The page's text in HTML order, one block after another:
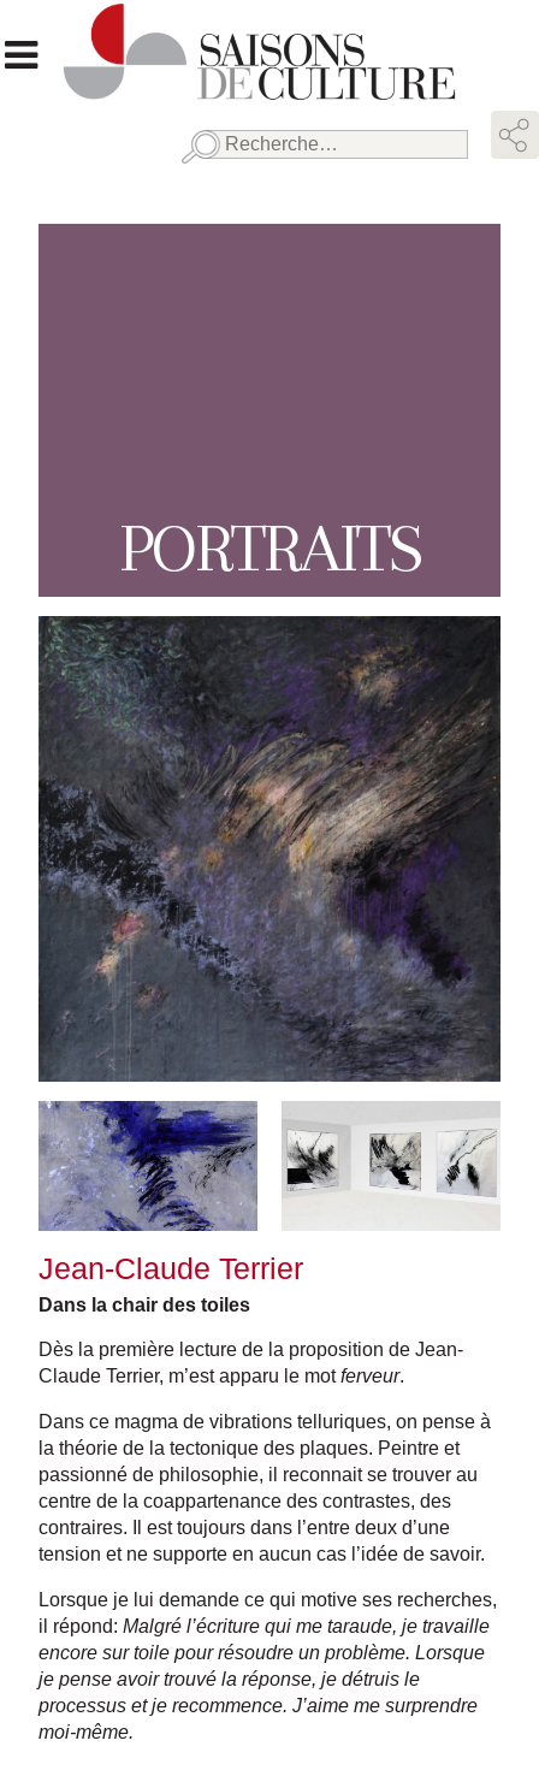
Rechercher :
PORTRAITS
Jean-Claude Terrier
Dans la chair des toiles
Dès la première lecture de la proposition de Jean-
Claude Terrier, m’est apparu le motferveur.
Dans ce magma de vibrations telluriques, on pense à
la théorie de la tectonique des plaques. Peintre et
passionné de philosophie, il reconnait se trouver au
centre de la coappartenance des contrastes, des
contraires. Il est toujours dans l’entre deux d’une
tension et ne supporte en aucun cas l’idée de savoir.
Lorsque je lui demande ce qui motive ses recherches,
il répond: Malgré l’écriture qui me taraude, je travaille
encore sur toile pour résoudre un problème. Lorsque
je pense avoir trouvé la réponse, je détruis le
processus et je recommence. J’aime me surprendre
moi-même.